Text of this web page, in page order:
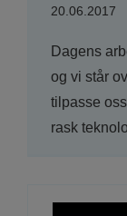
20.06.2017
Dagens
og vi står
tilpasse
rask